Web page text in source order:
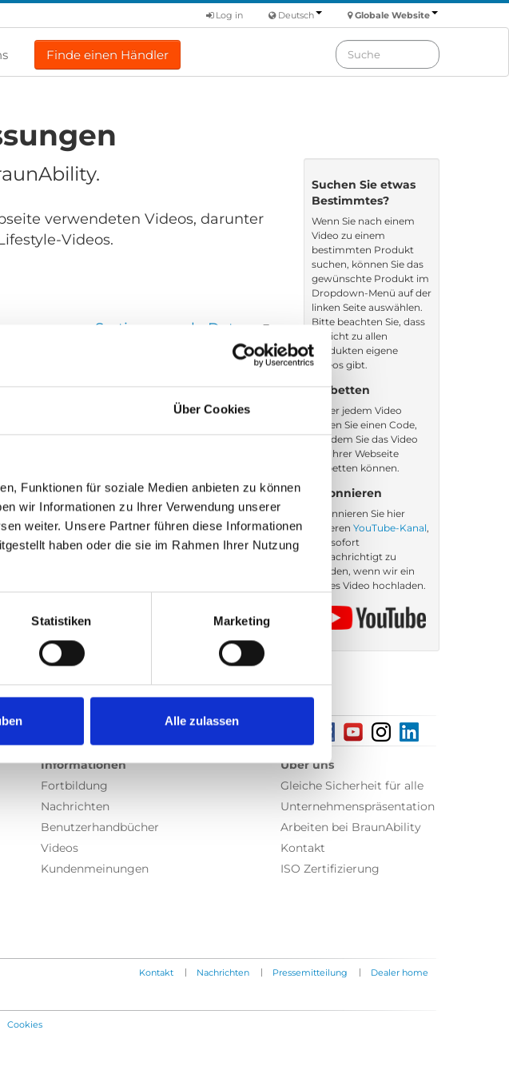
Über Cookies
Funktionen für soziale Medien anbieten zu können
wir Informationen zu Ihrer Verwendung unserer
weiter. Unsere Partner führen diese Informationen
haben oder die sie im Rahmen Ihrer Nutzung
Statistiken Marketing
Alle zulassen
Globale Website
Deutsch
Log in
Finde einen Händler
verwendeten Videos, darunter
Videos.
Sortieren nach: Datum
Suchen Sie etwas
Bestimmtes?
Wenn Sie nach einem
Video zu einem
bestimmten Produkt
suchen, können Sie das
gewünschte Produkt im
Dropdown-Menü auf der
linken Seite auswählen.
Bitte beachten Sie, dass
es nicht zu allen
Produkten eigene
Videos gibt.
Einbetten
Unter jedem Video
finden Sie einen Code,
mit dem Sie das Video
auf Ihrer Webseite
einbetten können.
Abonnieren
Abonnieren Sie hier
unseren YouTube-Kanal,
um sofort
benachrichtigt zu
werden, wenn wir ein
neues Video hochladen.
Informationen
Fortbildung
Nachrichten
Benutzerhandbücher
Videos
Kundenmeinungen
Über uns
Gleiche Sicherheit für alle
Unternehmenspräsentation
Arbeiten bei BraunAbility
Kontakt
ISO Zertifizierung
Kontakt | Nachrichten | Pressemitteilung | Dealer home
Cookies